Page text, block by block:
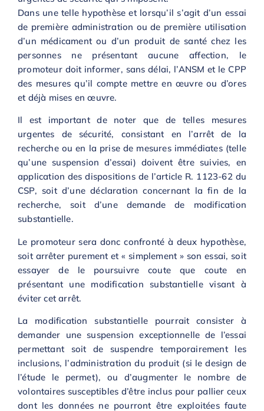
Dans une telle hypothèse et lorsqu’il s’agit d’un essai
de première administration ou de première utilisation
d’un médicament ou d’un produit de santé chez les
personnes ne présentant aucune affection, le
promoteur doit informer, sans délai, l’ANSM et le CPP
des mesures qu’il compte mettre en œuvre ou d’ores
et déjà mises en œuvre.
Il est important de noter que de telles mesures
urgentes de sécurité, consistant en l’arrêt de la
recherche ou en la prise de mesures immédiates (telle
qu’une suspension d’essai) doivent être suivies, en
application des dispositions de l’article R. 1123-62 du
CSP, soit d’une déclaration concernant la fin de la
recherche, soit d’une demande de modification
substantielle.
Le promoteur sera donc confronté à deux hypothèse,
soit arrêter purement et « simplement » son essai, soit
essayer de le poursuivre coute que coute en
présentant une modification substantielle visant à
éviter cet arrêt.
La modification substantielle pourrait consister à
demander une suspension exceptionnelle de l’essai
permettant soit de suspendre temporairement les
inclusions, l’administration du produit (si le design de
l’étude le permet), ou d’augmenter le nombre de
volontaires susceptibles d’être inclus pour pallier ceux
dont les données ne pourront être exploitées faute